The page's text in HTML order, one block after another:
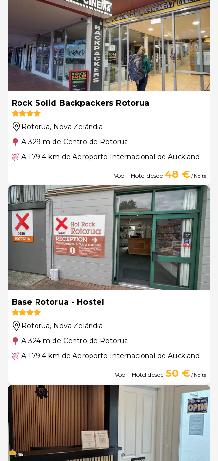
Rock Solid Backpackers Rotorua
Rotorua, Nova Zelândia
A 329 m de Centro de Rotorua
A 179.4 km de Aeroporto Internacional de Auckland
Voo + Hotel desde 48 €/ Noite
Base Rotorua - Hostel
Rotorua, Nova Zelândia
A 324 m de Centro de Rotorua
A 179.4 km de Aeroporto Internacional de Auckland
Voo + Hotel desde 50 €/ Noite